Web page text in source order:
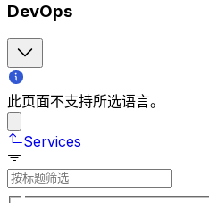
DevOps
此页面不支持所选语言。
Services